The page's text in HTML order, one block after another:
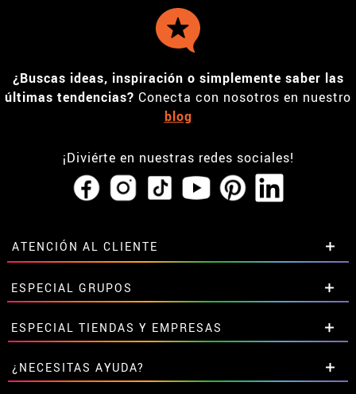
¿Buscas ideas, inspiración o simplemente saber las
últimas tendencias? Conecta con nosotros en nuestro
blog
¡Diviérte en nuestras redes sociales!
ATENCIÓN AL CLIENTE
• Horario tienda IBI
•Descuento estudiantes
• Sobre nosotros
• Condiciones de venta
• Aviso legal yPrivacidad
• Atencion al cliente
ESPECIAL GRUPOS
Descuentos especiales para grupos.
Contáctanos aquí
ESPECIAL TIENDAS Y EMPRESAS
Descuentos exclusivos para tiendas y empresas.
Contáctanos aquí
¿NECESITAS AYUDA?